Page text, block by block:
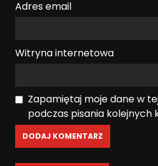
Adres email
Witryna internetowa
Zapamiętaj moje dane w
podczas pisania kolejnych